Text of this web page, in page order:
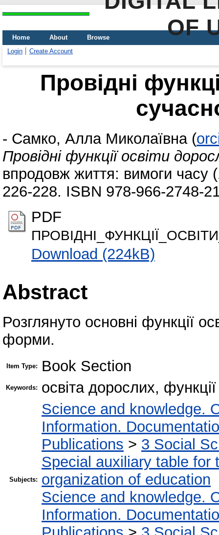
OF
Home About
Browse
Login
Create Account
Провідні
- Самко, Алла Миколаївна (
Провідні функції освіти
впродовж життя: вимоги часу
226-228. ISBN 978-966-2748-
PDF
Download (224kB)
Abstract
Розглянуто основні функції
форми.
Item Type: Book Section
Keywords: освіта дорослих,
Subjects:
Science and knowledge.
Information.
Publications > 3 Social
Special auxiliary table for
organization of education
Science and knowledge.
Information.